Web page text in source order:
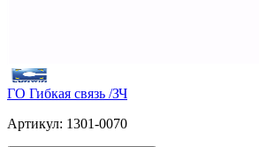
ГО Гибкая связь /ЗЧ
Артикул: 1301-0070